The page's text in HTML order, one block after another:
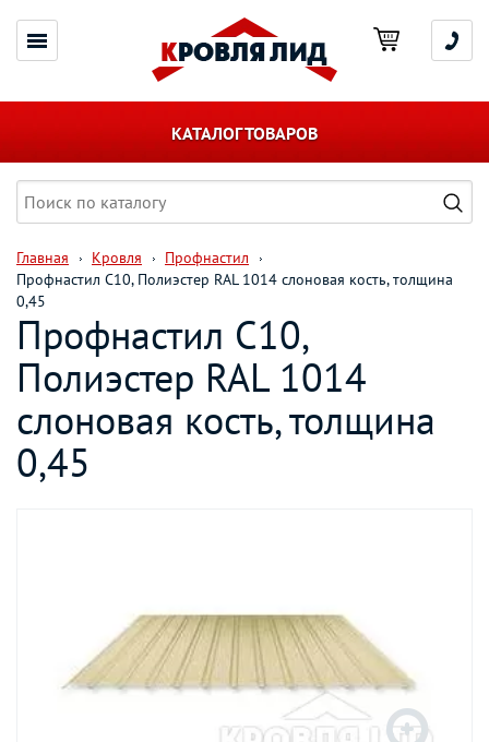
КАТАЛОГ ТОВАРОВ
Главная Кровля
Профнастил
Профнастил С10, Полиэстер RAL 1014 слоновая кость, толщина
0,45
Профнастил С10,
Полиэстер RAL 1014
слоновая кость, толщина
0,45